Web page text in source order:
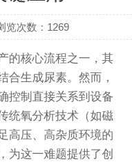
览次数： 1269
的核心流程之一，其
合生成尿素。然而，
控制直接关系到设备
统氧分析技术（如磁
高压、高杂质环境的
为这一难题提供了创